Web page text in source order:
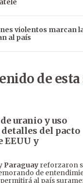
violentos marcan
al país
de esta
uranio y uso
del pacto
EEUU y
Paraguay reforzaron
de
al país